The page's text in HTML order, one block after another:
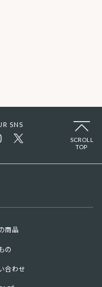
SNS
SCROLL
TOP
商品
の
合わせ